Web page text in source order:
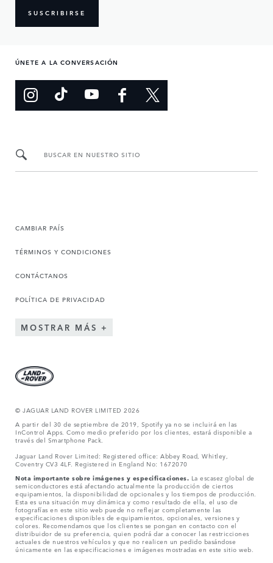
SUSCRIBIRSE
ÚNETE A LA CONVERSACIÓN
BUSCAR EN NUESTRO SITIO
CAMBIAR PAÍS
TÉRMINOS Y CONDICIONES
CONTÁCTANOS
POLÍTICA DE PRIVACIDAD
MOSTRAR MÁS
© JAGUAR LAND ROVER LIMITED 2026
A partir del 30 de septiembre de 2019, Spotify ya no se incluirá en las
InControl Apps. Como medio preferido por los clientes, estará disponible a
través del Smartphone Pack.
Jaguar Land Rover Limited: Registered office: Abbey Road, Whitley,
Coventry CV3 4LF. Registered in England No: 1672070
Nota importante sobre imágenes y especificaciones. La escasez global de
semiconductores está afectando actualmente la producción de ciertos
equipamientos, la disponibilidad de opcionales y los tiempos de producción.
Esta es una situación muy dinámica y como resultado de ella, el uso de
fotografías en este sitio web puede no reflejar completamente las
especificaciones disponibles de equipamientos, opcionales, versiones y
colores. Recomendamos que los clientes se pongan en contacto con el
distribuidor de su preferencia, quien podrá dar a conocer las restricciones
actuales de nuestros vehículos y que no realicen un pedido basándose
únicamente en las especificaciones e imágenes mostradas en este sitio web.